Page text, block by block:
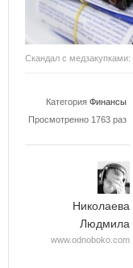
Скандал с
Категория Финансы
Просмотренно 1763 раз
Николаева
Людмила
www.odnoboko.com